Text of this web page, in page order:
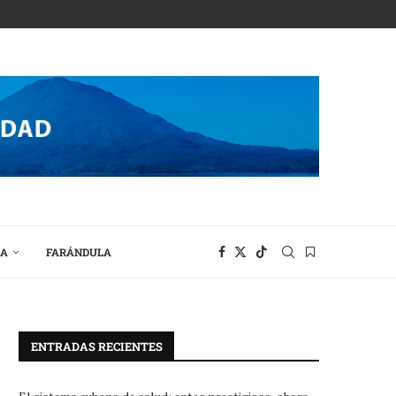
FARÁNDULA
ENTRADAS RECIENTES